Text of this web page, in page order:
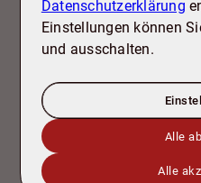
Wohnfläche ca. 138
Zimmer 4
Datenschutzerklärung
Einstellungen können
und ausschalten.
Alle
Alle